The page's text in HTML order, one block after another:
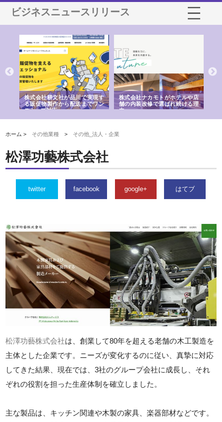
ビジネスニュースリリース
株式会社耕文社が品川で実現す
る販促物製作から配送までワン
ストップ対応
株式会社ナカモトがホテルや店
舗の内装改修で選ばれ続ける理
由
ホーム > その他業種 > その他_法人・企業
松澤功藝株式会社
twitter facebook google+ はてブ
松澤功藝株式会社は、創業して80年を超える老舗の木工製造を
主体とした企業です。ニーズが変化するのに従い、真摯に対応
してきた結果、現在では、3社のグループ会社に成長し、それ
ぞれの役割を担った生産体制を確立しました。
主な製品は、キッチン関連や木製の家具、楽器部材などです。